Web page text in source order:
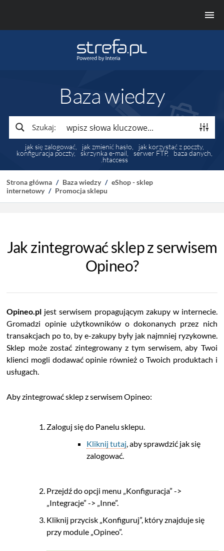
Baza wiedzy
Szukaj:
jak się zalogować jak zmienić hasło jak korzystać z poczty
konfiguracja poczty skrzynka e-mail serwer FTP baza danych
.htaccess
Strona główna / Baza wiedzy / eShop - sklep
internetowy / Promocja sklepu
Jak zintegrować sklep z serwisem
Opineo?
Opineo.pl jest serwisem propagującym zakupy w internecie.
Gromadzi opinie użytkowników o dokonanych przez nich
transakcjach po to, by e-zakupy były jak najmniej ryzykowne.
Sklep może zostać zintegrowany z tym serwisem, aby Twoi
klienci mogli dodawać opinie również o Twoich produktach i
usługach.
Aby zintegrować sklep z serwisem Opineo:
Zaloguj się do Panelu sklepu.
Kliknij tutaj, aby sprawdzić jak się
zalogować.
Przejdź do opcji menu „Konfiguracja” ->
„Integracje” -> „Inne”.
Kliknij przycisk „Konfiguruj”, który znajduje się
przy module „Opineo”.